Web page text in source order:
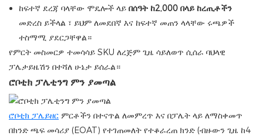
ከፍተኛ ደረጃ ባላቸው ሞዴሎች ላይ በሰዓት ከ2,000 በላይ ከረጢቶችን
መድረስ ይችላል ፣ ይህም ለመደበኛ እና ከፍተኛ መጠን ላላቸው ሩጫዎች
ተስማሚ ያደርጋቸዋል።
የምርት መስመርዎ ተመሳሳይ SKU ለረጅም ጊዜ ሳይለወጥ ሲሰራ ባህላዊ
ፓሌታይዜሽን በተሻለ ሁኔታ ይሰራል።
ሮቦቲክ ፓሌቲንግ ምን ያመጣል
ሮቦቲክ ፓሌይዘር ምርቶችን በተናጥል ለመምረጥ እና በፓሌት ላይ ለማስቀመጥ
በክንድ ጫፍ መሳሪያ (EOAT) የተገጠመለት የተቆራረጠ ክንድ (ብዙውን ጊዜ ከ4